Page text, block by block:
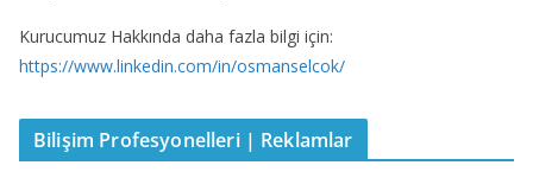
Kurucumuz Hakkında daha fazla bilgi için:
https://www.linkedin.com/in/osmanselcok/
Bilişim Profesyonelleri | Reklamlar